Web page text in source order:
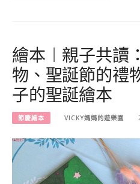
繪本︱親子共讀
物、聖誕節的禮
子的聖誕繪本
節慶繪本 VICKY媽媽的遊樂園